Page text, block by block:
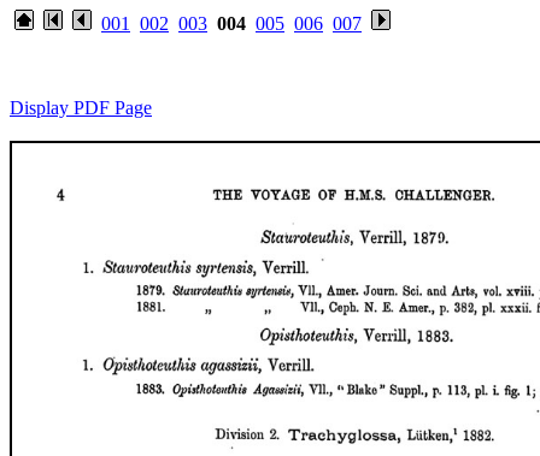
001 002 003 004 005 006 007
Display PDF Page